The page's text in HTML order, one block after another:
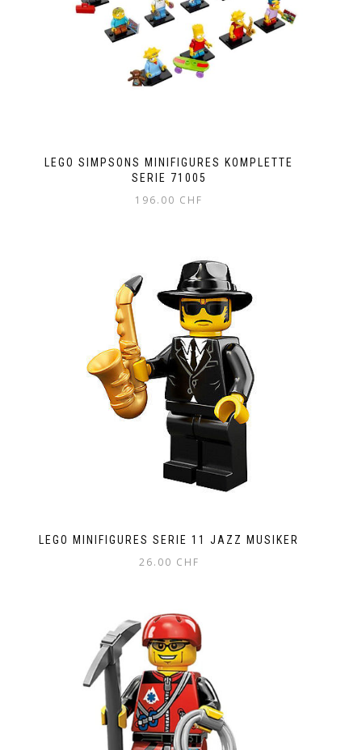
LEGO SIMPSONS MINIFIGURES KOMPLETTE
SERIE 71005
196.00 CHF
LEGO MINIFIGURES SERIE 11 JAZZ MUSIKER
26.00 CHF